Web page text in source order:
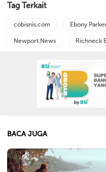
Tag Terkait
cobisnis.com Ebony
Newport News Richneck
BACA JUGA